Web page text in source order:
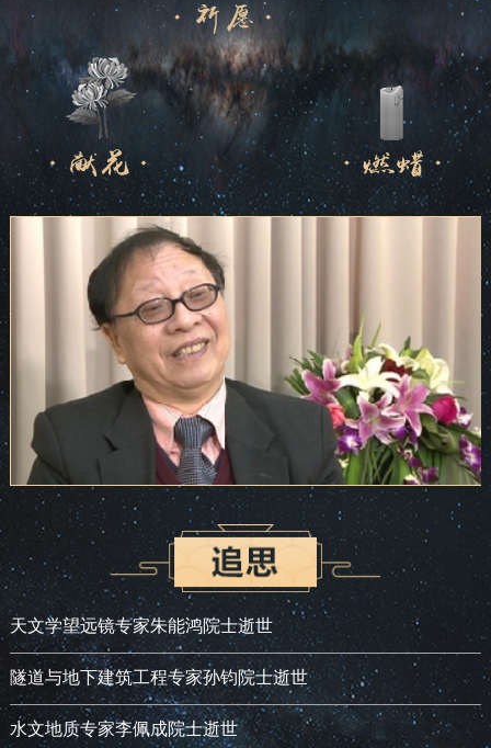
天文学望远镜专家朱能鸿院士逝世
隧道与地下建筑工程专家孙钧院士逝世
水文地质专家李佩成院士逝世